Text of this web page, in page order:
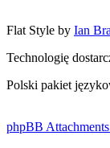
Flat Style by Ian
Technologię
Polski pakiet
phpBB